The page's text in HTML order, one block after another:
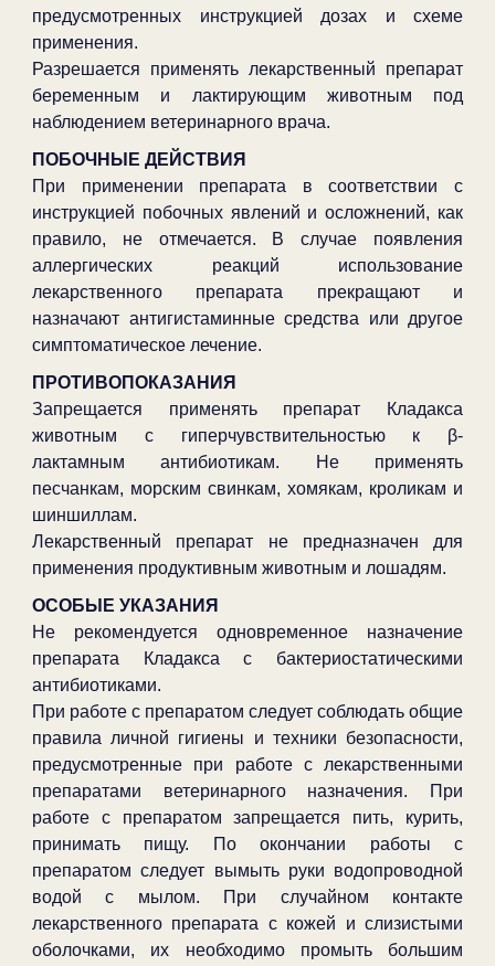
предусмотренных инструкцией дозах и схеме
применения.
Разрешается применять лекарственный препарат
беременным и лактирующим животным под
наблюдением ветеринарного врача.
ПОБОЧНЫЕ ДЕЙСТВИЯ
При применении препарата в соответствии с
инструкцией побочных явлений и осложнений, как
правило, не отмечается. В случае появления
аллергических реакций использование
лекарственного препарата прекращают и
назначают антигистаминные средства или другое
симптоматическое лечение.
ПРОТИВОПОКАЗАНИЯ
Запрещается применять препарат Кладакса
животным с гиперчувствительностью к β-
лактамным антибиотикам. Не применять
песчанкам, морским свинкам, хомякам, кроликам и
шиншиллам.
Лекарственный препарат не предназначен для
применения продуктивным животным и лошадям.
ОСОБЫЕ УКАЗАНИЯ
Не рекомендуется одновременное назначение
препарата Кладакса с бактериостатическими
антибиотиками.
При работе с препаратом следует соблюдать общие
правила личной гигиены и техники безопасности,
предусмотренные при работе с лекарственными
препаратами ветеринарного назначения. При
работе с препаратом запрещается пить, курить,
принимать пищу. По окончании работы с
препаратом следует вымыть руки водопроводной
водой с мылом. При случайном контакте
лекарственного препарата с кожей и слизистыми
оболочками, их необходимо промыть большим